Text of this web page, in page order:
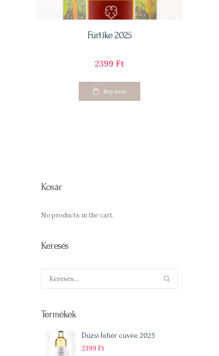
Fürtike 2025
2399 Ft
Buy now
Kosár
No products in the cart.
Keresés
Termékek
Dúzsi fehér cuvée 2025
2399 Ft